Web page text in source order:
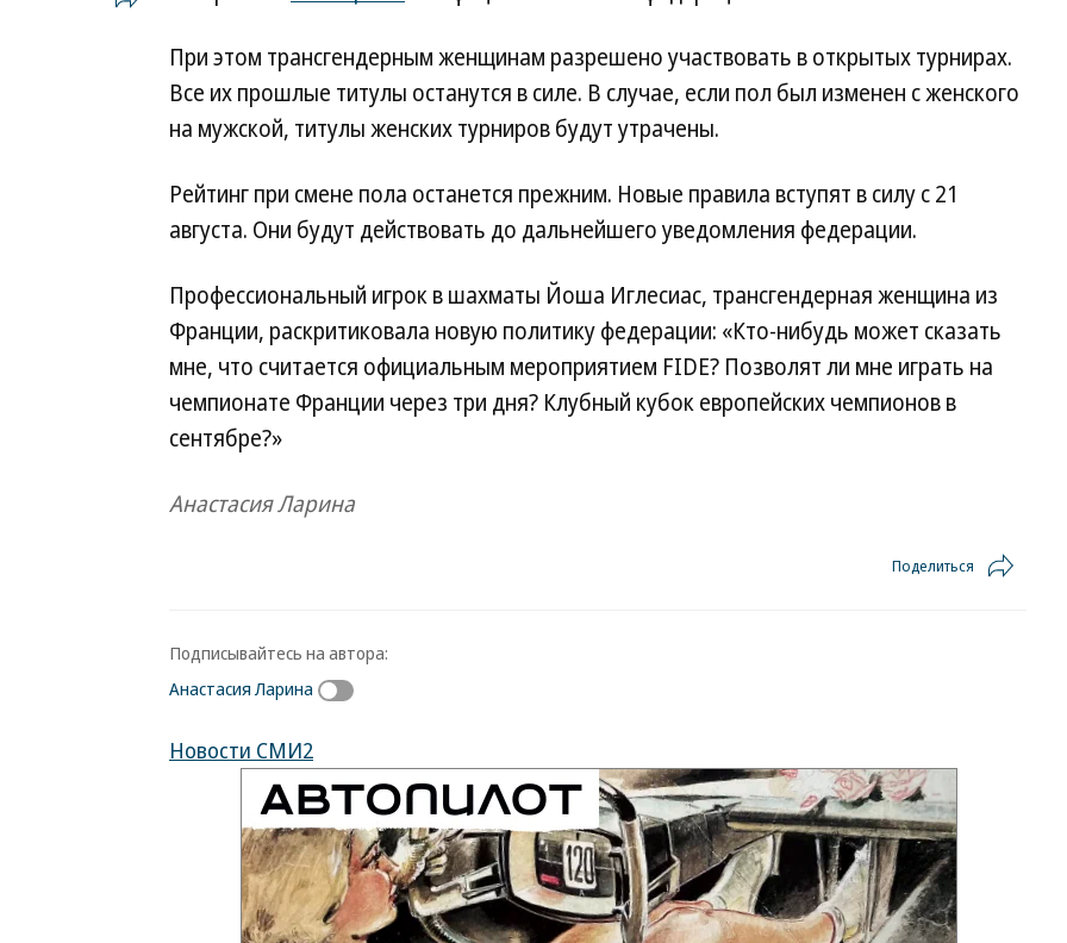
При этом трансгендерным женщинам разрешено участвовать в открытых турнирах.
Все их прошлые титулы останутся в силе. В случае, если пол был изменен с женского
на мужской, титулы женских турниров будут утрачены.
Рейтинг при смене пола останется прежним. Новые правила вступят в силу с 21
августа. Они будут действовать до дальнейшего уведомления федерации.
Профессиональный игрок в шахматы Йоша Иглесиас, трансгендерная женщина из
Франции, раскритиковала новую политику федерации: «Кто-нибудь может сказать
мне, что считается официальным мероприятием FIDE? Позволят ли мне играть на
чемпионате Франции через три дня? Клубный кубок европейских чемпионов в
сентябре?»
Анастасия Ларина
Поделиться
Подписывайтесь на автора:
Анастасия Ларина
Новости СМИ2